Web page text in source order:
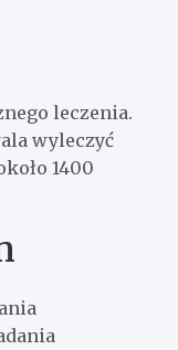
leczenia.
wyleczyć
1400